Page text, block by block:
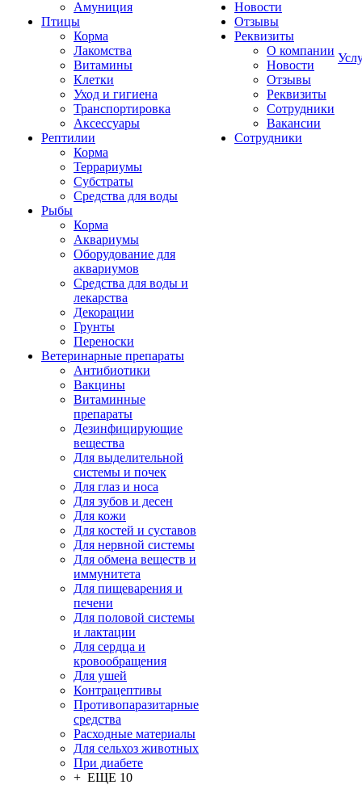
Амуниция
Птицы
Корма
Лакомства
Витамины
Клетки
Уход и гигиена
Транспортировка
Аксессуары
Рептилии
Корма
Террариумы
Субстраты
Средства для воды
Рыбы
Корма
Аквариумы
Оборудование для
аквариумов
Средства для воды и
лекарства
Декорации
Грунты
Переноски
Ветеринарные препараты
Антибиотики
Вакцины
Витаминные
препараты
Дезинфицирующие
вещества
Для выделительной
системы и почек
Для глаз и носа
Для зубов и десен
Для кожи
Для костей и суставов
Для нервной системы
Для обмена веществ и
иммунитета
Для пищеварения и
печени
Для половой системы
и лактации
Для сердца и
кровообращения
Для ушей
Контрацептивы
Противопаразитарные
средства
Расходные материалы
Для сельхоз животных
При диабете
+ ЕЩЕ 10
Новости
Отзывы
Реквизиты
О компании
Новости
Отзывы
Реквизиты
Сотрудники
Вакансии
Сотрудники